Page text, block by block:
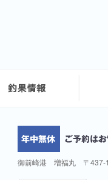
御前崎港 増福丸 〒437-